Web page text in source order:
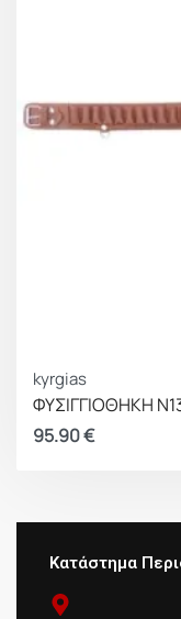
kyrgias
ΦΥΣΙΓΓΙΟΘΗΚΗ
95.90€
Κατάστημα